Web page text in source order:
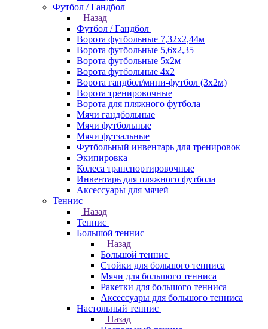
Футбол / Гандбол
Назад
Футбол / Гандбол
Ворота футбольные 7,32х2,44м
Ворота футбольные 5,6х2,35
Ворота футбольные 5х2м
Ворота футбольные 4х2
Ворота гандбол/мини-футбол (3х2м)
Ворота тренировочные
Ворота для пляжного футбола
Мячи гандбольные
Мячи футбольные
Мячи футзальные
Футбольный инвентарь для тренировок
Экипировка
Колеса транспортировочные
Инвентарь для пляжного футбола
Аксессуары для мячей
Теннис
Назад
Теннис
Большой теннис
Назад
Большой теннис
Стойки для большого тенниса
Мячи для большого тенниса
Ракетки для большого тенниса
Аксессуары для большого тенниса
Настольный теннис
Назад